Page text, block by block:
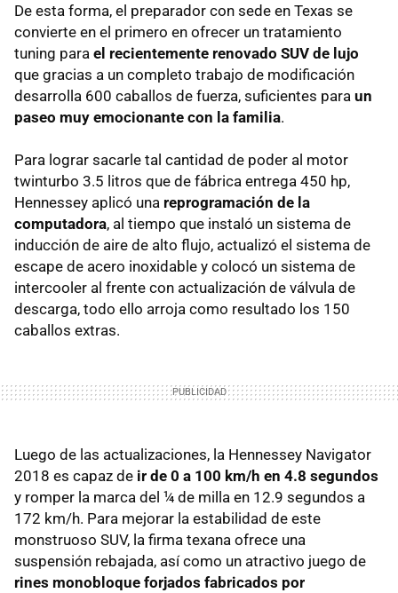
De esta forma, el preparador con sede en Texas se
convierte en el primero en ofrecer un tratamiento
tuning para el recientemente renovado SUV de lujo
que gracias a un completo trabajo de modificación
desarrolla 600 caballos de fuerza, suficientes para un
paseo muy emocionante con la familia.
Para lograr sacarle tal cantidad de poder al motor
twinturbo 3.5 litros que de fábrica entrega 450 hp,
Hennessey aplicó una reprogramación de la
computadora, al tiempo que instaló un sistema de
inducción de aire de alto flujo, actualizó el sistema de
escape de acero inoxidable y colocó un sistema de
intercooler al frente con actualización de válvula de
descarga, todo ello arroja como resultado los 150
caballos extras.
Luego de las actualizaciones, la Hennessey Navigator
2018 es capaz de ir de 0 a 100 km/h en 4.8 segundos
y romper la marca del ¼ de milla en 12.9 segundos a
172 km/h. Para mejorar la estabilidad de este
monstruoso SUV, la firma texana ofrece una
suspensión rebajada, así como un atractivo juego de
rines monobloque forjados fabricados por